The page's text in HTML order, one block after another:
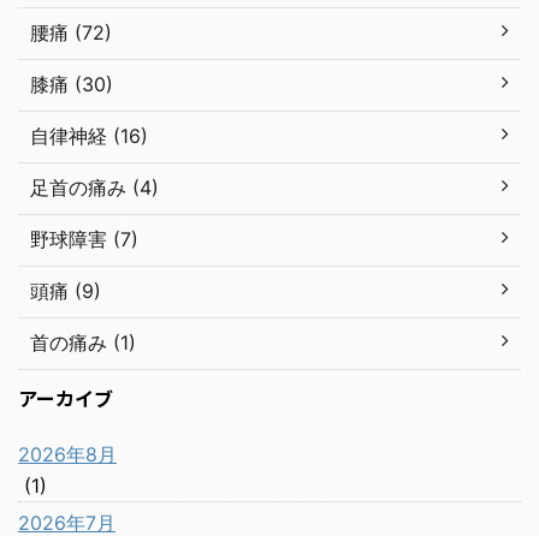
腰痛 (72)
膝痛 (30)
自律神経 (16)
足首の痛み (4)
野球障害 (7)
頭痛 (9)
首の痛み (1)
アーカイブ
2026年8月
(1)
2026年7月